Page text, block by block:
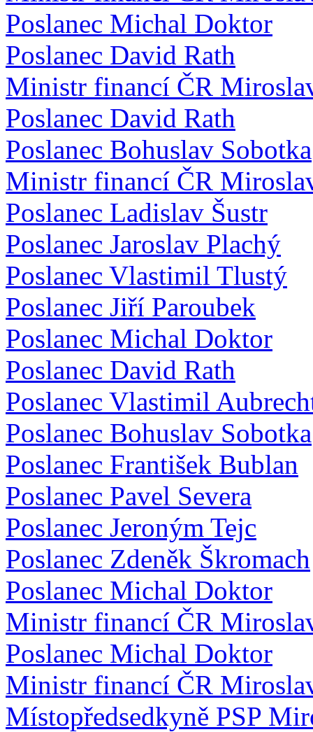
Poslanec Michal Doktor
Poslanec David Rath
Ministr financí ČR
Poslanec David Rath
Poslanec Bohuslav Sobotka
Ministr financí ČR
Poslanec Ladislav Šustr
Poslanec Jaroslav Plachý
Poslanec Vlastimil Tlustý
Poslanec Jiří Paroubek
Poslanec Michal Doktor
Poslanec David Rath
Poslanec Vlastimil
Poslanec Bohuslav Sobotka
Poslanec František Bublan
Poslanec Pavel Severa
Poslanec Jeroným Tejc
Poslanec Zdeněk Škromach
Poslanec Michal Doktor
Ministr financí ČR
Poslanec Michal Doktor
Ministr financí ČR
Místopředsedkyně PSP